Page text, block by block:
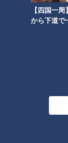
【四国一
から下道で